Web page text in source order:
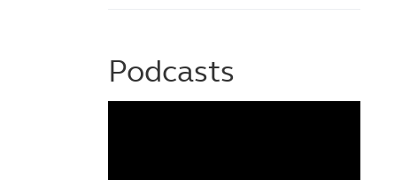
Podcasts